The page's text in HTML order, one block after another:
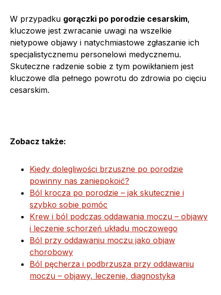
W przypadku gorączki po porodzie cesarskim,
kluczowe jest zwracanie uwagi na wszelkie
nietypowe objawy i natychmiastowe zgłaszanie ich
specjalistycznemu personelowi medycznemu.
Skuteczne radzenie sobie z tym powikłaniem jest
kluczowe dla pełnego powrotu do zdrowia po cięciu
cesarskim.
Zobacz także:
Kiedy dolegliwości brzuszne po porodzie
powinny nas zaniepokoić?
Ból krocza po porodzie – jak skutecznie i
szybko sobie pomóc
Krew i ból podczas oddawania moczu – objawy
i leczenie schorzeń układu moczowego
Ból przy oddawaniu moczu jako objaw
chorobowy
Ból pęcherza i podbrzusza przy oddawaniu
moczu – objawy, leczenie, diagnostyka